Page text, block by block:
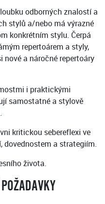
odborných znalostí a
stylů a/nebo má výrazné
konkrétním stylu. Čerpá
repertoárem a styly,
a náročné repertoáry
i praktickými
samostatné a stylově
kritickou sebereflexi ve
dovednostem a strategiím.
života.